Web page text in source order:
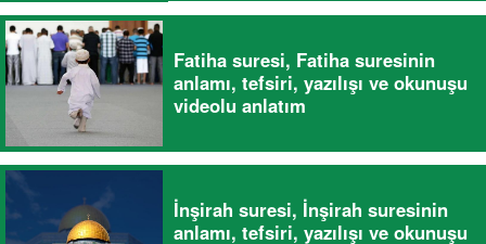
Fatiha suresi, Fatiha suresinin
anlamı, tefsiri, yazılışı ve okunuşu
videolu anlatım
İnşirah suresi, İnşirah suresinin
anlamı, tefsiri, yazılışı ve okunuşu